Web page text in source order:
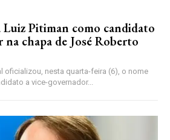
Luiz Pitiman como candidato
na chapa de José Roberto
a vice-governador...